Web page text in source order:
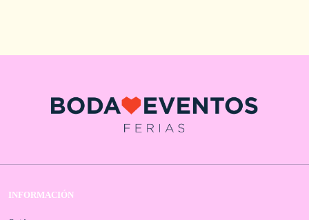
INFORMACIÓN